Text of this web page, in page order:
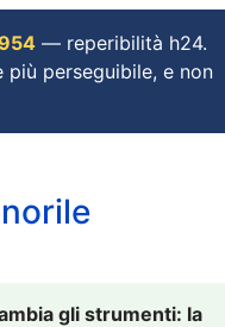
— reperibilità h24.
perseguibile, e non
gli strumenti: la